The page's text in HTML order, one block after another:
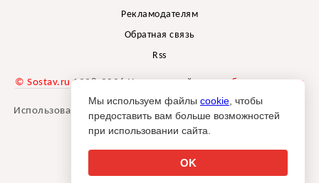
Рекламодателям
Обратная связь
Rss
© Sostav.ru 1998-2026 Независимый проектбрендингового
агентства Depot
Использование материалов Sostav.ru допустимо только при
указании источника.
Мы используем файлы cookie , чтобы
предоставить вам больше возможностей
при использовании сайта.
OK